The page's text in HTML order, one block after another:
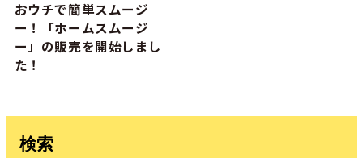
おウチで簡単スムージ
ー！「ホームスムージ
ー」の販売を開始しまし
た！
検索